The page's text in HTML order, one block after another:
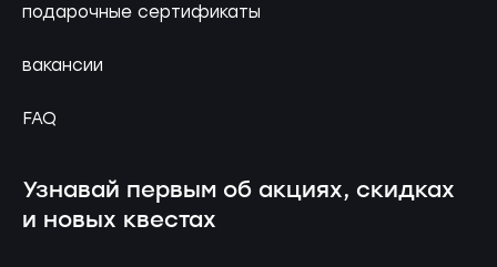
подарочные сертификаты
вакансии
FAQ
Узнавай первым об акциях, скидках
и новых квестах